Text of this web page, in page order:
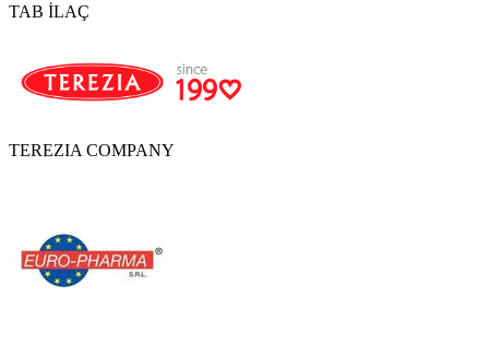
TAB İLAÇ
TEREZIA COMPANY